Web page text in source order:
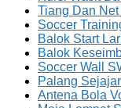
Tiang Dan
Soccer
Balok Start
Balok
Soccer Wall
Palang
Antena Bola